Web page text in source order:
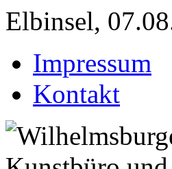
Elbinsel,
Impressum
Kontakt